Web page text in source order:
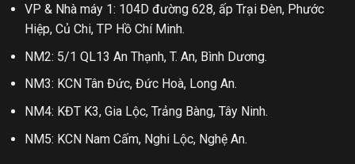
VP & Nhà máy 1: 104D đường 628, ấp Trại Đèn, Phước
Hiệp, Củ Chi, TP Hồ Chí Minh.
NM2: 5/1 QL13 An Thạnh, T. An, Bình Dương.
NM3: KCN Tân Đức, Đức Hoà, Long An.
NM4: KĐT K3, Gia Lộc, Trảng Bàng, Tây Ninh.
NM5: KCN Nam Cấm, Nghi Lộc, Nghệ An.